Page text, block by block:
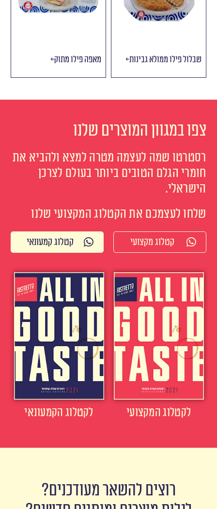
מאפה פילו מתוק שבלול פילו ממולא גבינות
צפו במגוון המוצרים שלנו
רסטרטו שמה לעצמה מטרה למצא ולהביא את
חומרי הגלם הטובים ביותר בעולם לצרכן
הישראלי.
שלחו לעצמכם את הקטלוג המקצועי שלנו
קטלוג מקצועי קטלוג קמעונאי
לקטלוג הקמעונאי לקטלוג המקצועי
רוצים להשאר מעודכנים?